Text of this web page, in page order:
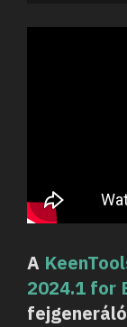
A
2024.1 for